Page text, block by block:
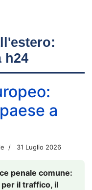
h24
a
31 Luglio 2026
penale comune:
il traffico, il